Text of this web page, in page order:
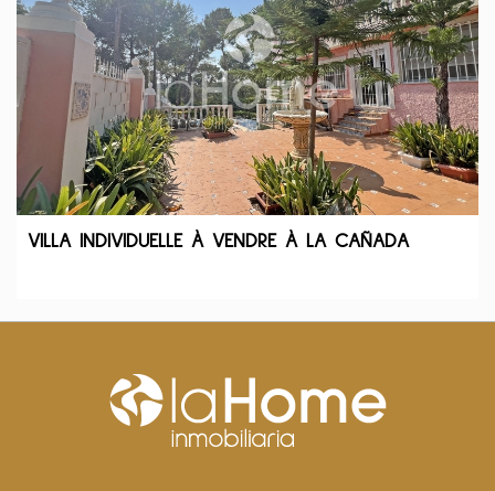
VILLA INDIVIDUELLE À VENDRE À LA CAÑADA